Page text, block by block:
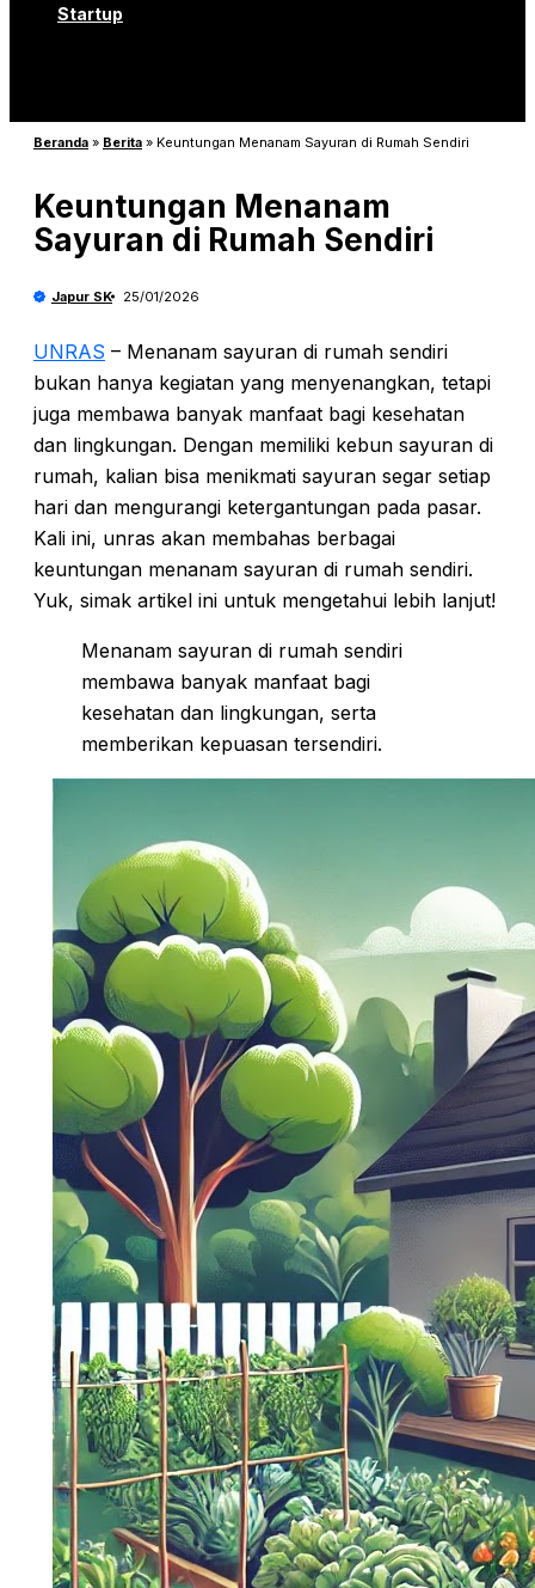
Startup
Beranda » Berita » Keuntungan Menanam Sayuran di Rumah Sendiri
Keuntungan Menanam
Sayuran di Rumah Sendiri
Japur SK 25/01/2026
UNRAS – Menanam sayuran di rumah sendiri
bukan hanya kegiatan yang menyenangkan, tetapi
juga membawa banyak manfaat bagi kesehatan
dan lingkungan. Dengan memiliki kebun sayuran di
rumah, kalian bisa menikmati sayuran segar setiap
hari dan mengurangi ketergantungan pada pasar.
Kali ini, unras akan membahas berbagai
keuntungan menanam sayuran di rumah sendiri.
Yuk, simak artikel ini untuk mengetahui lebih lanjut!
Menanam sayuran di rumah sendiri
membawa banyak manfaat bagi
kesehatan dan lingkungan, serta
memberikan kepuasan tersendiri.